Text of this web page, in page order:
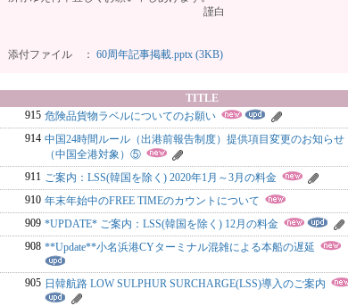
謹白
添付ファイル ： 60周年記事掲載.pptx (3KB)
TITLE
915 危険品貨物ラベルについてのお願い
914 中国24時間ルール（出港前報告制度）提供項目変更のお知らせ
（中国全港対象）⑤
911 ご案内：LSS(韓国を除く) 2020年1月～3月の料金
910 年末年始中のFREE TIMEのカウントについて
909 *UPDATE* ご案内：LSS(韓国を除く) 12月の料金
908 **Update**小名浜港CYターミナル混雑による本船の遅延
905 日韓航路 LOW SULPHUR SURCHARGE(LSS)導入のご案内